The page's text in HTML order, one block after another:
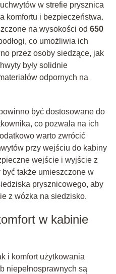
w strefie prysznica
komfortu i bezpieczeństwa.
na wysokości od 650
co umożliwia ich
przez osoby siedzące, jak
były solidnie
odpornych na
być dostosowane do
co pozwala na ich
warto zwrócić
przy wejściu do kabiny
wejście i wyjście z
także umieszczone w
prysznicowego, aby
z wózka na siedzisko.
w kabinie
i komfort użytkowania
niepełnosprawnych są